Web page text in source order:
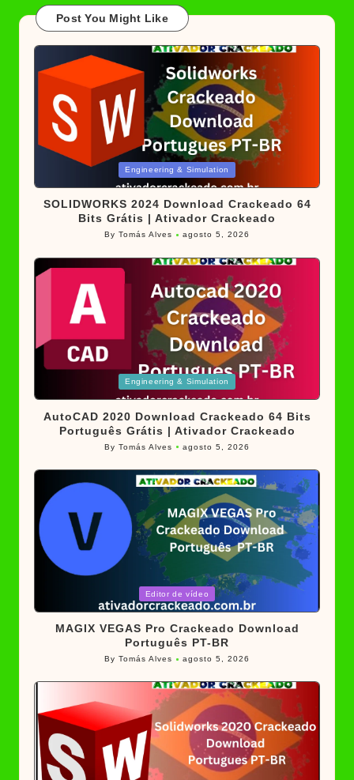
Post You Might Like
in
Engineering & Simulation
SOLIDWORKS 2024 Download Crackeado 64
Bits Grátis | Ativador Crackeado
Posted
ByTomás Alves agosto 5, 2026
in
Engineering & Simulation
AutoCAD 2020 Download Crackeado 64 Bits
Português Grátis | Ativador Crackeado
Posted
ByTomás Alves agosto 5, 2026
in
Editor de vídeo
MAGIX VEGAS Pro Crackeado Download
Português PT-BR
Posted
ByTomás Alves agosto 5, 2026